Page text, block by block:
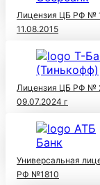
Лицензия ЦБ РФ №
11.08.2015
Лицензия ЦБ РФ №
09.07.2024 г
Универсальная
РФ №1810